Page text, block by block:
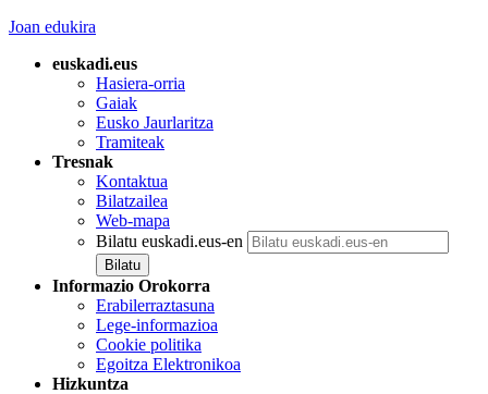
Joan edukira
euskadi.eus
Hasiera-orria
Gaiak
Eusko Jaurlaritza
Tramiteak
Tresnak
Kontaktua
Bilatzailea
Web-mapa
Bilatu euskadi.eus-en
Informazio Orokorra
Erabilerraztasuna
Lege-informazioa
Cookie politika
Egoitza Elektronikoa
Hizkuntza